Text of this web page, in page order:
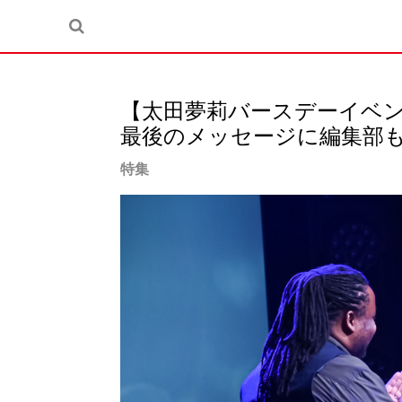
【太田夢莉バースデーイ
最後のメッセージに編集部
特集